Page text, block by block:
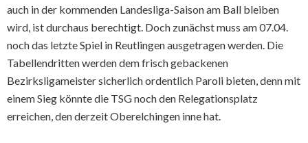
auch in der kommenden Landesliga-Saison am Ball bleiben
wird, ist durchaus berechtigt. Doch zunächst muss am 07.04.
noch das letzte Spiel in Reutlingen ausgetragen werden. Die
Tabellendritten werden dem frisch gebackenen
Bezirksligameister sicherlich ordentlich Paroli bieten, denn mit
einem Sieg könnte die TSG noch den Relegationsplatz
erreichen, den derzeit Oberelchingen inne hat.